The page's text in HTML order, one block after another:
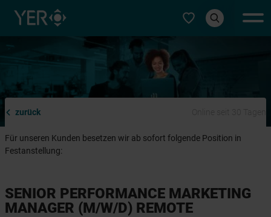
Typ auswählen
zurück
Für unseren Kunden besetzen wir ab sofort folgende Position in
Festanstellung:
SENIOR PERFORMANCE MARKETING
MANAGER (M/W/D) REMOTE